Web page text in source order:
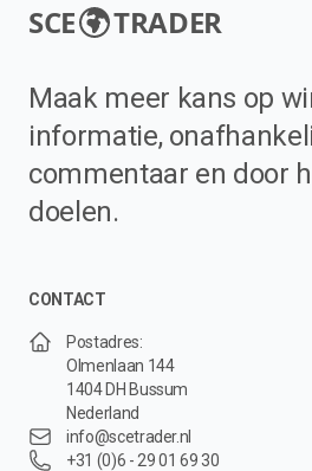
SCE TRADER
Maak meer kans op
informatie,
commentaar en door
doelen.
CONTACT
Postadres:
Olmenlaan 144
1404 DH Bussum
Nederland
info@scetrader.nl
+31 (0)6 - 29 01 69 30